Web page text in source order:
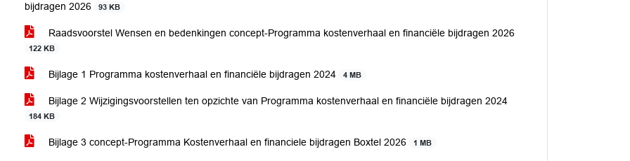
bijdragen 2026
93 KB
Raadsvoorstel Wensen en bedenkingen concept-Programma kostenverhaal en financiële bijdragen 2026
122 KB
Bijlage 1 Programma kostenverhaal en financiële bijdragen 2024 4 MB
Bijlage 2 Wijzigingsvoorstellen ten opzichte van Programma kostenverhaal en financiële bijdragen 2024
184 KB
Bijlage 3 concept-Programma Kostenverhaal en financiele bijdragen Boxtel 2026 1 MB